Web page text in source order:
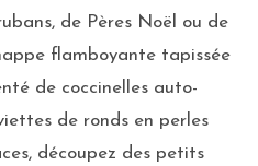
de Pères Noël ou de
flamboyante tapissée
de coccinelles auto-
de ronds en perles
découpez des petits